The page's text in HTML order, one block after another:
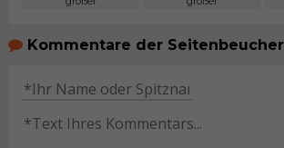
Kommentare der Seitenbeucher